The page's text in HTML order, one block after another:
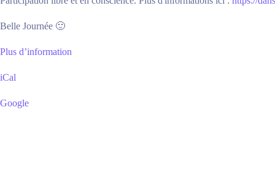
Belle Journée 🙂
Plus d’information
iCal
Google